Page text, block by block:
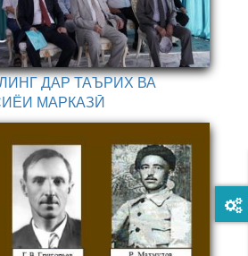
ДАР ТАЪРИХ ВА
МАРКАЗӢ